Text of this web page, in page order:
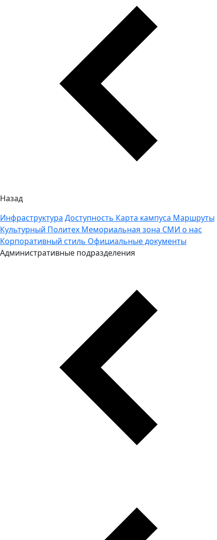
Назад
Инфраструктура Доступность Карта кампуса Маршруты
Культурный Политех Мемориальная зона СМИ о нас
Корпоративный стиль Официальные документы
Административные подразделения